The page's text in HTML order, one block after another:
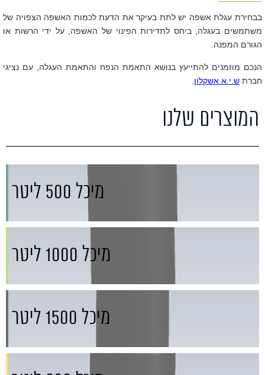
בבחירת עגלת אשפה יש לתת בעיקר את הדעת לכמות האשפה הצפויה של
משתמשים בעגלה, ביחס לתדירות הפינוי של האשפה, על ידי הרשות או
הגורם המפנה.
הנכם מוזמנים להתייעץ בנושא התאמת הנפח והתאמת העגלה, עם נציגי
חברת ש.י.א אשקלון.
המוצרים שלנו
מיכל 500 ליטר
מיכל 1000 ליטר
מיכל 1500 ליטר